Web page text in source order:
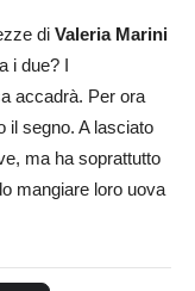
di Valeria Marini
i due? I
accadrà. Per ora
il segno. A lasciato
ma ha soprattutto
mangiare loro uova